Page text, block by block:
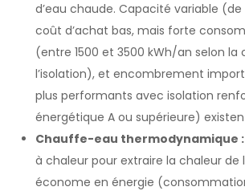
d’eau chaude. Capacité variable
coût d’achat bas, mais forte
(entre 1500 et 3500 kWh/an selon
l’isolation), et encombrement
plus performants avec isolation
énergétique A ou supérieure)
Chauffe-eau thermodynamique :
à chaleur pour extraire la chaleur de
économe en énergie